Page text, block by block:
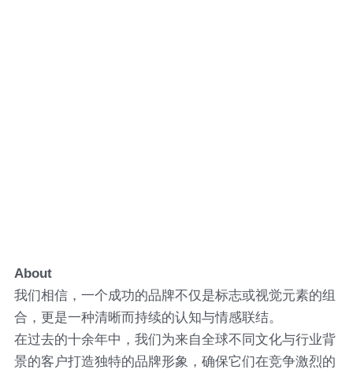
About
我们相信，一个成功的品牌不仅是标志或视觉元素的组
合，更是一种清晰而持续的认知与情感联结。
在过去的十余年中，我们为来自全球不同文化与行业背
景的客户打造独特的品牌形象，确保它们在竞争激烈的